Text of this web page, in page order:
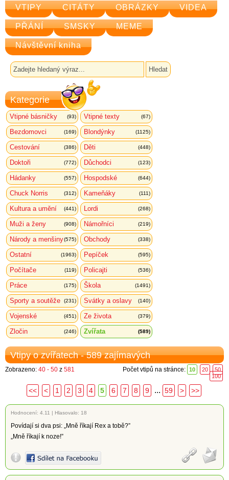
VTIPY CITÁTY OBRÁZKY VIDEA
PŘÁNÍ SMSKY MEME
Návštěvní kniha
Kategorie
Vtipné básničky (93) Vtipné texty (67)
Bezdomovci (169) Blondýnky (1125)
Cestování (386) Děti (448)
Doktoři (772) Důchodci (123)
Hádanky (557) Hospodské (644)
Chuck Norris (312) Kameňáky (111)
Kultura a umění (441) Lordi (268)
Muži a ženy (908) Námořníci (219)
Národy a menšiny(575) Obchody (338)
Ostatní (1963) Pepíček (595)
Počítače (119) Policajti (536)
Práce (175) Škola (1491)
Sporty a soutěže (231) Svátky a oslavy (140)
Vojenské (451) Ze života (379)
Zločin (246) Zvířata (589)
Vtipy o zvířatech - 589 zajímavých
Zobrazeno: 40 - 50 z 581 Počet vtipů na stránce: 10 20
50
100
<< < 1 2 3 4 5 6 7 8 9 ... 59 > >>
Hodnocení: 4.11 | Hlasovalo: 18
Povídají si dva psi: „Mně říkají Rex a tobě?”
„Mně říkají k noze!”